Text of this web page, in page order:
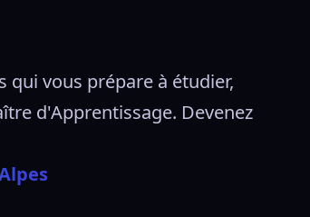
qui vous prépare à étudier,
d'Apprentissage. Devenez